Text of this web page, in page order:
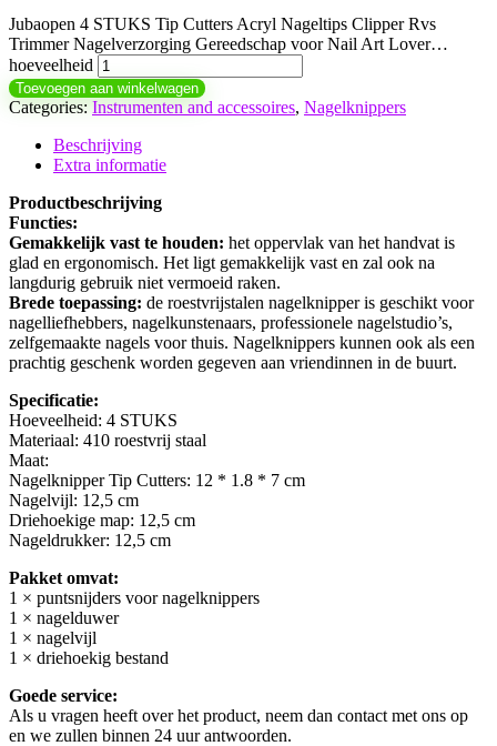
Jubaopen 4 STUKS Tip Cutters Acryl Nageltips Clipper Rvs
Trimmer Nagelverzorging Gereedschap voor Nail Art Lover…
hoeveelheid
Toevoegen aan winkelwagen
Categories: Instrumenten and accessoires, Nagelknippers
Beschrijving
Extra informatie
Productbeschrijving
Functies:
Gemakkelijk vast te houden: het oppervlak van het handvat is
glad en ergonomisch. Het ligt gemakkelijk vast en zal ook na
langdurig gebruik niet vermoeid raken.
Brede toepassing: de roestvrijstalen nagelknipper is geschikt voor
nagelliefhebbers, nagelkunstenaars, professionele nagelstudio’s,
zelfgemaakte nagels voor thuis. Nagelknippers kunnen ook als een
prachtig geschenk worden gegeven aan vriendinnen in de buurt.
Specificatie:
Hoeveelheid: 4 STUKS
Materiaal: 410 roestvrij staal
Maat:
Nagelknipper Tip Cutters: 12 * 1.8 * 7 cm
Nagelvijl: 12,5 cm
Driehoekige map: 12,5 cm
Nageldrukker: 12,5 cm
Pakket omvat:
1 × puntsnijders voor nagelknippers
1 × nagelduwer
1 × nagelvijl
1 × driehoekig bestand
Goede service:
Als u vragen heeft over het product, neem dan contact met ons op
en we zullen binnen 24 uur antwoorden.